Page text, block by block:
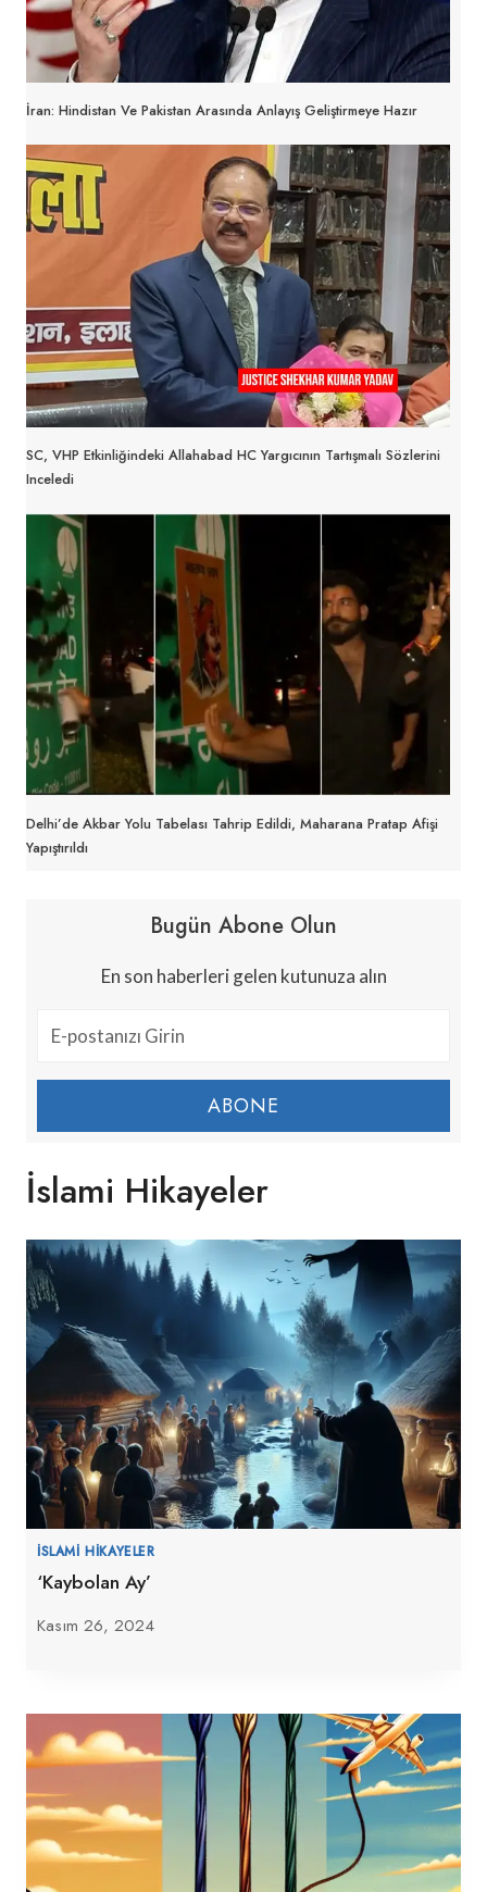
İran: Hindistan Ve Pakistan Arasında Anlayış Geliştirmeye Hazır
SC, VHP Etkinliğindeki Allahabad HC Yargıcının Tartışmalı Sözlerini
Inceledi
Delhi’de Akbar Yolu Tabelası Tahrip Edildi, Maharana Pratap Afişi
Yapıştırıldı
Bugün Abone Olun
En son haberleri gelen kutunuza alın
ABONE
İslami Hikayeler
İSLAMI HIKAYELER
‘Kaybolan Ay’
Kasım 26, 2024